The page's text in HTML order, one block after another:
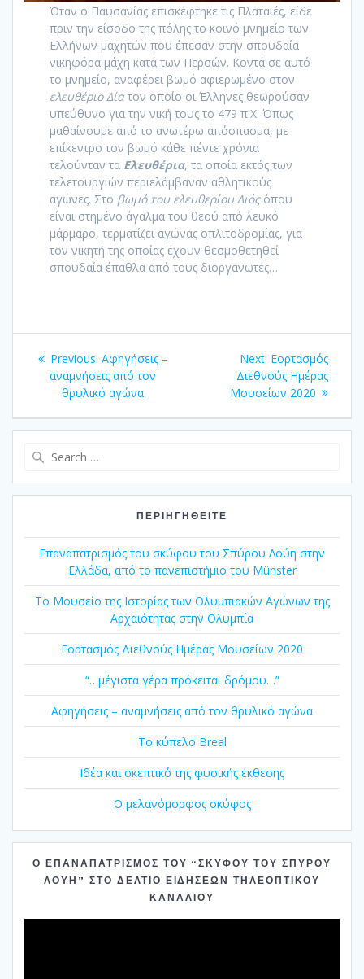
Όταν ο Παυσανίας επισκέφτηκε τις Πλαταιές, είδε
πριν την είσοδο της πόλης το κοινό μνημείο των
Ελλήνων μαχητών που έπεσαν στην σπουδαία
νικηφόρα μάχη κατά των Περσών. Κοντά σε αυτό
το μνημείο, αναφέρει βωμό αφιερωμένο στον
ελευθέριο Δίατον οποίο οι Έλληνες θεωρούσαν
υπεύθυνο για την νική τους το 479 π.Χ. Όπως
μαθαίνουμε από το ανωτέρω απόσπασμα, με
επίκεντρο τον βωμό κάθε πέντε χρόνια
τελούνταν τα Ελευθέρια, τα οποία εκτός των
τελετουργιών περιελάμβαναν αθλητικούς
αγώνες. Στο βωμό του ελευθερίου Διόςόπου
είναι στημένο άγαλμα του θεού από λευκό
μάρμαρο, τερματίζει αγώνας οπλιτοδρομίας, για
τον νικητή της οποίας έχουν θεσμοθετηθεί
σπουδαία έπαθλα από τους διοργανωτές…
Πλοήγηση
άρθρων
Previous: Previous
post:
Αφηγήσεις –
αναμνήσεις από τον
θρυλικό αγώνα
Next: Next
post:
Εορτασμός
Διεθνούς Ημέρας
Μουσείων 2020
ΠΕΡΙΗΓΗΘΕΊΤΕ
Επαναπατρισμός του σκύφου του Σπύρου Λούη στην
Ελλάδα, από το πανεπιστήμιο του Münster
Το Μουσείο της Ιστορίας των Ολυμπιακών Αγώνων της
Αρχαιότητας στην Ολυμπία
Εορτασμός Διεθνούς Ημέρας Μουσείων 2020
“…μέγιστα γέρα πρόκειται δρόμου…”
Αφηγήσεις – αναμνήσεις από τον θρυλικό αγώνα
Το κύπελο Breal
Ιδέα και σκεπτικό της φυσικής έκθεσης
Ο μελανόμορφος σκύφος
Ο ΕΠΑΝΑΠΑΤΡΙΣΜΌΣ ΤΟΥ “ΣΚΎΦΟΥ ΤΟΥ ΣΠΎΡΟΥ
ΛΟΎΗ” ΣΤΟ ΔΕΛΤΊΟ ΕΙΔΉΣΕΩΝ ΤΗΛΕΟΠΤΙΚΟΎ
ΚΑΝΑΛΙΟΎ